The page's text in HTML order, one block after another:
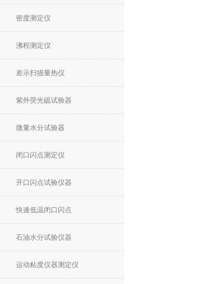
密度测定仪
沸程测定仪
差示扫描量热仪
紫外荧光硫试验器
微量水分试验器
闭口闪点测定仪
开口闪点试验仪器
快速低温闭口闪点
石油水分试验仪器
运动粘度仪器测定仪